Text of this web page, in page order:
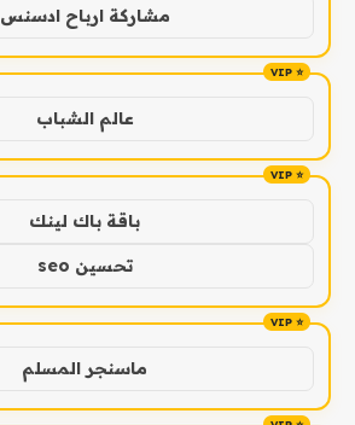
مشاركة ارباح ادسنس
عالم الشباب
باقة باك لينك
تحسين seo
ماسنجر المسلم